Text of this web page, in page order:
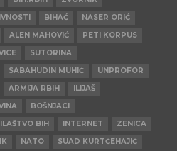
BIHAĆ
NASER ORIĆ
ALEN MAHOVIĆ
PETI KORPUS
SUTORINA
SABAHUDIN MUHIĆ
UNPROFOR
ARMIJA RBIH
ILIJAŠ
BOŠNJACI
BIH INTERNET
ZENICA
NATO SUAD KURTĆEHAJIĆ